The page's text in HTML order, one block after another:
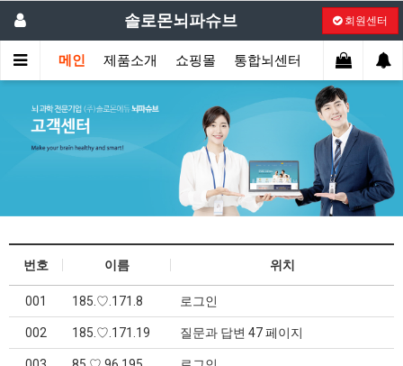
솔로몬뇌파슈브 회원센터
메인 제품소개 쇼핑몰 통합뇌센터 지사 세미
번호 이름 위치
001 185.♡.171.8 로그인
002 185.♡.171.19 질문과 답변 47 페이지